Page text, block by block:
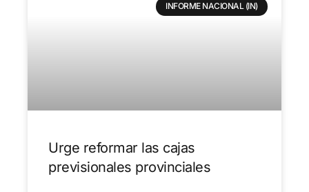
INFORME NACIONAL (IN)
Urge reformar las cajas
previsionales provinciales